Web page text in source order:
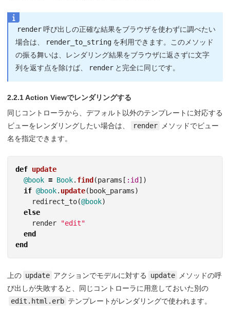
render 呼び出しの正確な結果をブラウザを使わずに調べたい
場合は、
render_to_string を利用できます。このメソッド
の振る舞いは、レンダリング結果をブラウザに返さずに文字
列を返す点を除けば、
render と完全に同じです。
2.2.1 Action Viewでレンダリングする
同じコントローラから、デフォルト以外のテンプレートに対応する
ビューをレンダリングしたい場合は、
render
メソッドでビュー
名を指定できます。
def update
@book = Book. find (params [ :id ])
if @book. update( book_params)
redirect_to(@book)
else
render
"edit"
end
end
上の update アクションでモデルに対する update
メソッドの呼
び出しが失敗すると、同じコントローラに用意しておいた別の
edit.html.erb テンプレートがレンダリングで使われます。